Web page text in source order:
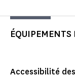
Accessibilité